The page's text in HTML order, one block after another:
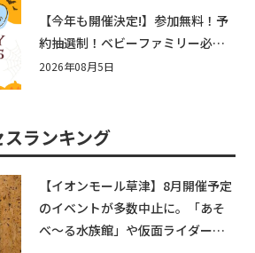
【今年も開催決定!】参加無料！予
約抽選制！ベビーファミリー必見
☆入場無料☆10/29(木)30(金)ママ
2026年08月5日
ランキング
【イオンモール草津】8月開催予定
のイベントが多数中止に。「あそ
べ〜る水族館」や仮面ライダーシ